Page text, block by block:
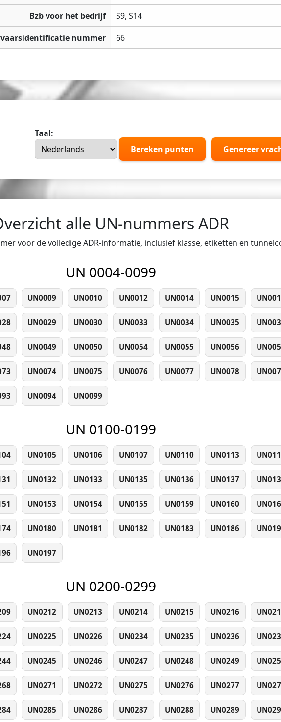
Bzb voor het bedrijf S9, S14
nummer 66
Taal:
Bereken punten
Genereer
alle UN-nummers ADR
voor de volledige ADR-informatie, inclusief klasse, etiketten en
UN 0004-0099
UN0009 UN0010 UN0012 UN0014 UN0015
UN0029 UN0030 UN0033 UN0034 UN0035
UN0049 UN0050 UN0054 UN0055 UN0056
UN0074 UN0075 UN0076 UN0077 UN0078
UN0094 UN0099
UN 0100-0199
UN0105 UN0106 UN0107 UN0110 UN0113
UN0132 UN0133 UN0135 UN0136 UN0137
UN0153 UN0154 UN0155 UN0159 UN0160
UN0180 UN0181 UN0182 UN0183 UN0186
UN0197
UN 0200-0299
UN0212 UN0213 UN0214 UN0215 UN0216
UN0225 UN0226 UN0234 UN0235 UN0236
UN0245 UN0246 UN0247 UN0248 UN0249
UN0271 UN0272 UN0275 UN0276 UN0277
UN0285 UN0286 UN0287 UN0288 UN0289